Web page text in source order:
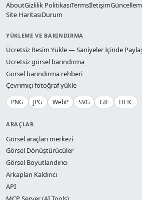
AboutGizlilik PolitikasıTermsİletişim
Site HaritasıDurum
YÜKLEME VE BARINDIRMA
Ücretsiz Resim Yükle — Saniyeler İçinde
Ücretsiz görsel barındırma
Görsel barındırma rehberi
Çevrimiçi fotoğraf yükle
PNG JPG WebP SVG GIF HEIC
ARAÇLAR
Görsel araçları merkezi
Görsel Dönüştürücüler
Görsel Boyutlandırıcı
Arkaplan Kaldırıcı
API